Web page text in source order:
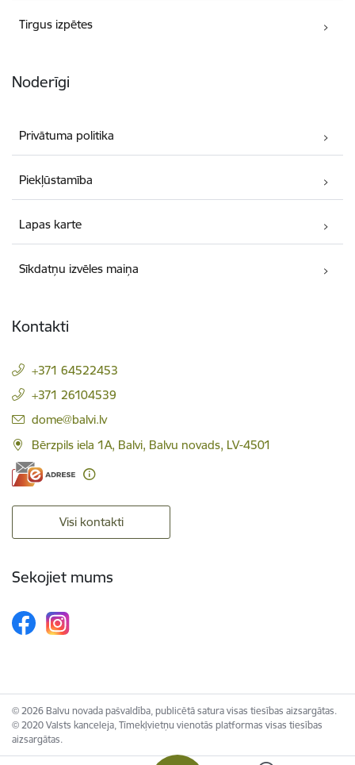
Tirgus izpētes
Noderīgi
Privātuma politika
Piekļūstamība
Lapas karte
Sīkdatņu izvēles maiņa
Kontakti
+371 64522453
+371 26104539
E-pasts:
dome@balvi.lv
Bērzpils iela 1A, Balvi, Balvu novads, LV-4501
Visi kontakti
Sekojiet mums
© 2026 Balvu novada pašvaldība, publicētā satura visas tiesības aizsargātas.
© 2020 Valsts kanceleja, Tīmekļvietņu vienotās platformas visas tiesības
aizsargātas.